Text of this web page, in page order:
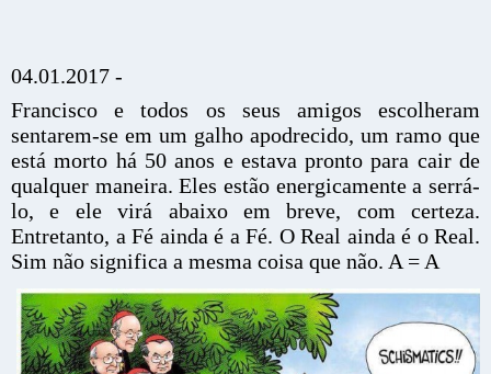
04.01.2017 -
Francisco e todos os seus amigos escolheram
sentarem-se em um galho apodrecido, um ramo que
está morto há 50 anos e estava pronto para cair de
qualquer maneira. Eles estão energicamente a serrá-
lo, e ele virá abaixo em breve, com certeza.
Entretanto, a Fé ainda é a Fé. O Real ainda é o Real.
Sim não significa a mesma coisa que não. A = A